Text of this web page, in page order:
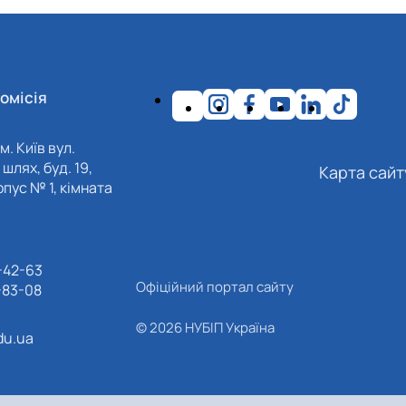
Київ вул.
шлях, буд. 19,
№ 1, кімната
63
08
Карта
Офіційний портал сайту
© 2026 НУБІП Україна